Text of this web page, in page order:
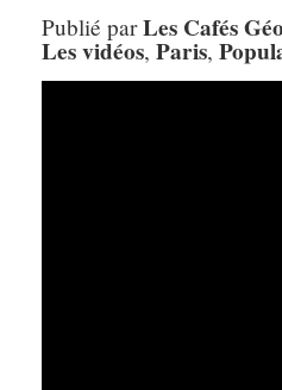
Publié parLes Cafés Géo
Les vidéos, Paris,